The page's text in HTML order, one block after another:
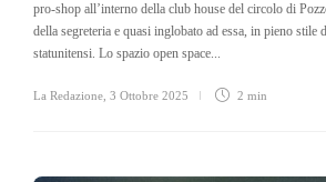
pro-shop all’interno della club house del circolo di
della segreteria e quasi inglobato ad essa, in pieno stile
statunitensi. Lo spazio open space...
La Redazione 3 Ottobre 2025 2 min